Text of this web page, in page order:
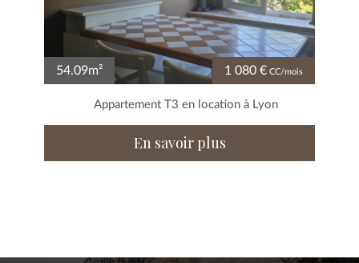
54.09m² 1 080 € CC/mois
Appartement T3 en location à Lyon
En savoir plus